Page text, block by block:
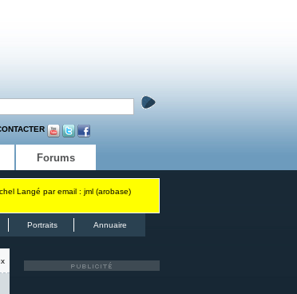
Forums
Langé par email : jml (arobase)
Portraits Annuaire